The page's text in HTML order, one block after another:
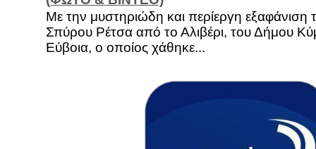
Με την μυστηριώδη και περίεργη εξαφάνιση
Σπύρου Ρέτσα από το Αλιβέρι, του Δήμου
Εύβοια, ο οποίος χάθηκε...